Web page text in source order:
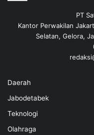
PT
Kantor Perwakilan
Selatan, Gelora,
Daerah
Jabodetabek
Teknologi
Olahraga